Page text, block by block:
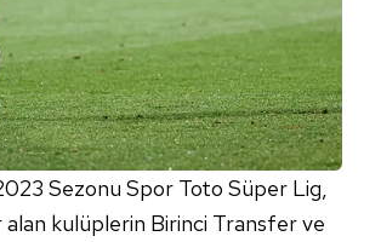
Sezonu Spor Toto Süper Lig,
kulüplerin Birinci Transfer ve